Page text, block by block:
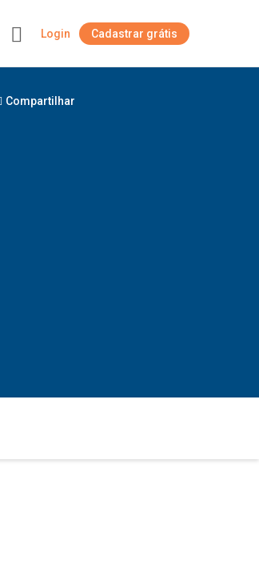
Login Cadastrar grátis
Compartilhar